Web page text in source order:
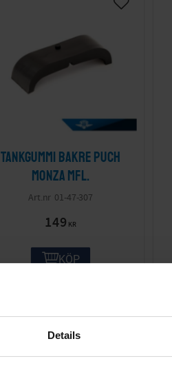
Details
Tankgummi bakre Puch
Monza mfl.
01-47-307
149 KR
KÖP